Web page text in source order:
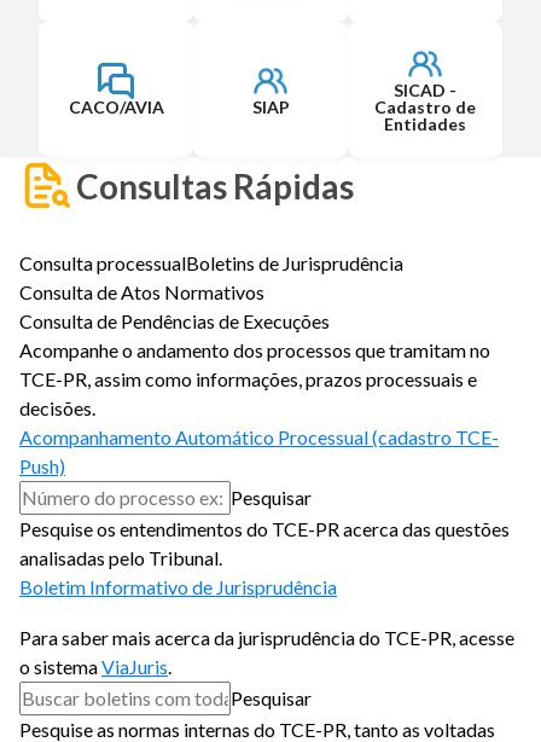
CACO/AVIA SIAP
SICAD -
Cadastro de
Entidades
Consultas Rápidas
Consulta processualBoletins de Jurisprudência
Consulta de Atos Normativos
Consulta de Pendências de Execuções
Acompanhe o andamento dos processos que tramitam no
TCE-PR, assim como informações, prazos processuais e
decisões.
Acompanhamento Automático Processual (cadastro TCE-
Push)
Pesquisar
Pesquise os entendimentos do TCE-PR acerca das questões
analisadas pelo Tribunal.
Boletim Informativo de Jurisprudência
Para saber mais acerca da jurisprudência do TCE-PR, acesse
o sistemaViaJuris.
Pesquisar
Pesquise as normas internas do TCE-PR, tanto as voltadas